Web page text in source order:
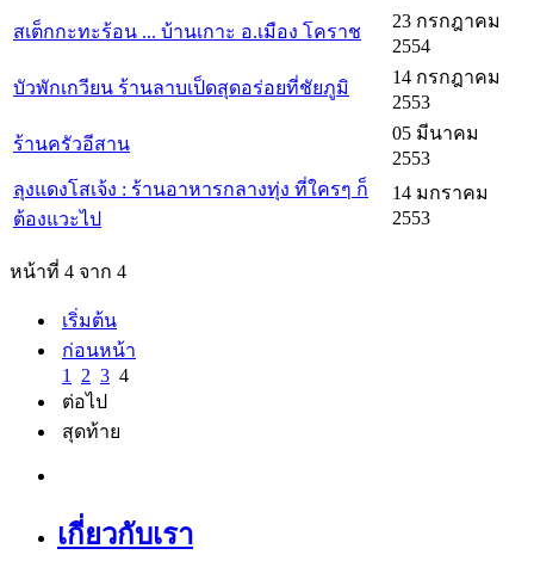
สเต็กกะทะร้อน ... บ้านเกาะ อ.เมือง โคราช
23 กรกฎาคม
2554
บัวพักเกวียน ร้านลาบเป็ดสุดอร่อยที่ชัยภูมิ
14 กรกฎาคม
2553
ร้านครัวอีสาน
05 มีนาคม
2553
ลุงแดงโสเจ้ง : ร้านอาหารกลางทุ่ง ที่ใครๆ ก็
ต้องแวะไป
14 มกราคม
2553
หน้าที่ 4 จาก 4
เริ่มต้น
ก่อนหน้า
1
2 3 4
ต่อไป
สุดท้าย
เกี่ยวกับเรา